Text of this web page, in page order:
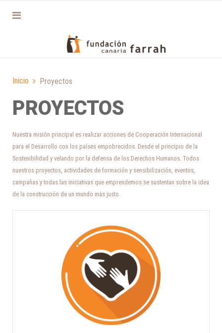
Inicio Proyectos
PROYECTOS
Nuestra misión principal es realizar acciones de Cooperación Internacional
para el Desarrollo con los países empobrecidos. Desde el principio de la
Sostenibilidad y velando por la defensa de los Derechos Humanos. Todos
nuestros proyectos, actividades de formación y sensibilización, eventos,
campañas y todas las iniciativas que emprendemos se sustentan sobre la idea
de la construcción de un mundo más justo.